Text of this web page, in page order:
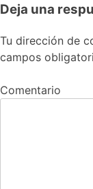
Deja una
Tu dirección de
campos
Comentario